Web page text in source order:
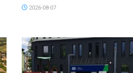
2026-08-07